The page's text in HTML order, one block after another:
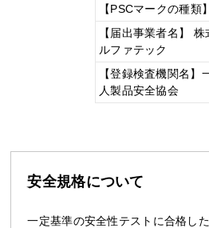
【PSCマークの種
【届出事業者名】
ルファテック
【登録検査機関名】
人製品安全協会
安全規格について
一定基準の安全性テストに合格し